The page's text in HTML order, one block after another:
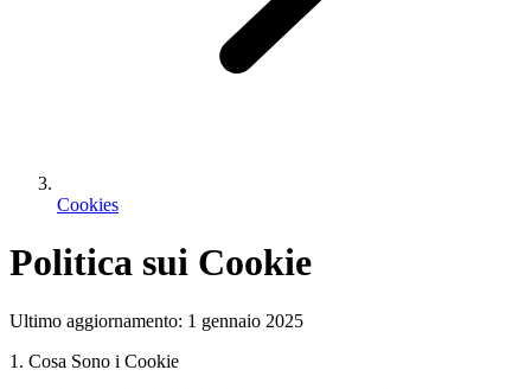
Cookies
Politica sui Cookie
Ultimo aggiornamento: 1 gennaio 2025
1. Cosa Sono i Cookie